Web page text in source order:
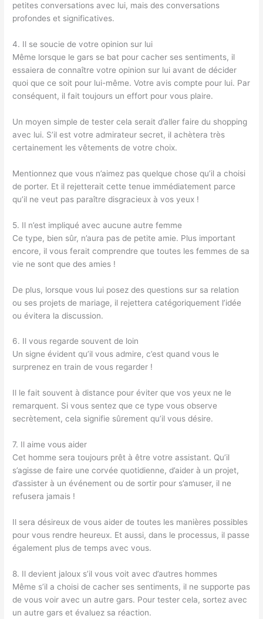
petites conversations avec lui, mais des conversations
profondes et significatives.
4. Il se soucie de votre opinion sur lui
Même lorsque le gars se bat pour cacher ses sentiments, il
essaiera de connaître votre opinion sur lui avant de décider
quoi que ce soit pour lui-même. Votre avis compte pour lui. Par
conséquent, il fait toujours un effort pour vous plaire.
Un moyen simple de tester cela serait d’aller faire du shopping
avec lui. S’il est votre admirateur secret, il achètera très
certainement les vêtements de votre choix.
Mentionnez que vous n’aimez pas quelque chose qu’il a choisi
de porter. Et il rejetterait cette tenue immédiatement parce
qu’il ne veut pas paraître disgracieux à vos yeux !
5. Il n’est impliqué avec aucune autre femme
Ce type, bien sûr, n’aura pas de petite amie. Plus important
encore, il vous ferait comprendre que toutes les femmes de sa
vie ne sont que des amies !
De plus, lorsque vous lui posez des questions sur sa relation
ou ses projets de mariage, il rejettera catégoriquement l’idée
ou évitera la discussion.
6. Il vous regarde souvent de loin
Un signe évident qu’il vous admire, c’est quand vous le
surprenez en train de vous regarder !
Il le fait souvent à distance pour éviter que vos yeux ne le
remarquent. Si vous sentez que ce type vous observe
secrètement, cela signifie sûrement qu’il vous désire.
7. Il aime vous aider
Cet homme sera toujours prêt à être votre assistant. Qu’il
s’agisse de faire une corvée quotidienne, d’aider à un projet,
d’assister à un événement ou de sortir pour s’amuser, il ne
refusera jamais !
Il sera désireux de vous aider de toutes les manières possibles
pour vous rendre heureux. Et aussi, dans le processus, il passe
également plus de temps avec vous.
8. Il devient jaloux s’il vous voit avec d’autres hommes
Même s’il a choisi de cacher ses sentiments, il ne supporte pas
de vous voir avec un autre gars. Pour tester cela, sortez avec
un autre gars et évaluez sa réaction.